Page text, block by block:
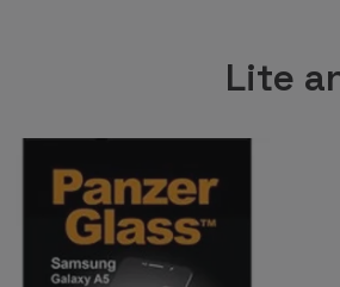
Lite